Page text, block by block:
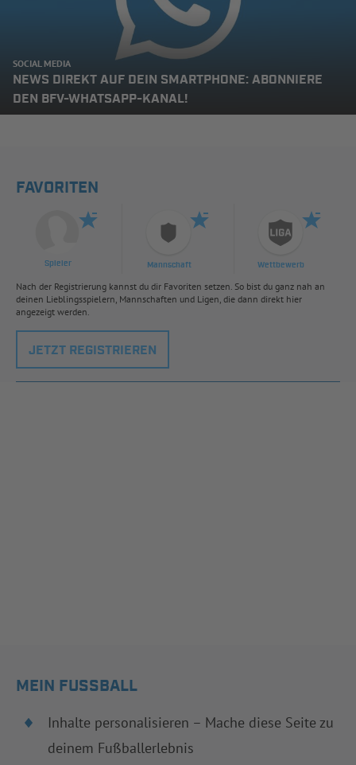
SOCIAL MEDIA
NEWS DIREKT AUF DEIN SMARTPHONE: ABONNIERE
DEN BFV-WHATSAPP-KANAL!
FAVORITEN
Spieler Mannschaft Wettbewerb
Nach der Registrierung kannst du dir Favoriten setzen. So bist du ganz nah an
deinen Lieblingsspielern, Mannschaften und Ligen, die dann direkt hier
angezeigt werden.
JETZT REGISTRIEREN
MEIN FUSSBALL
Inhalte personalisieren – Mache diese Seite zu
deinem Fußballerlebnis